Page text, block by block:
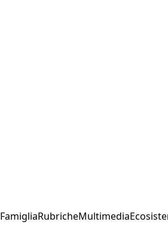
FamigliaRubricheMultimedia